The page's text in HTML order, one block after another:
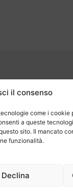
il consenso
come i cookie
a queste
sito. Il mancato
funzionalità.
Declina